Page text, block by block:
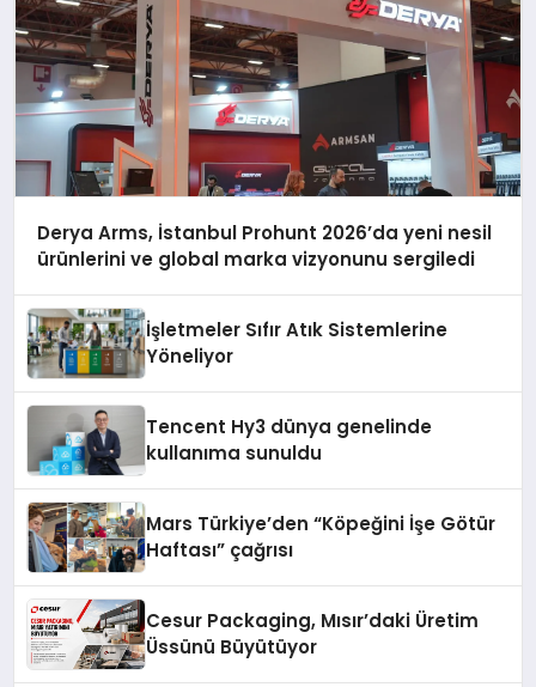
Derya Arms, İstanbul Prohunt 2026’da yeni nesil
ürünlerini ve global marka vizyonunu sergiledi
İşletmeler Sıfır Atık Sistemlerine
Yöneliyor
Tencent Hy3 dünya genelinde
kullanıma sunuldu
Mars Türkiye’den “Köpeğini İşe Götür
Haftası” çağrısı
Cesur Packaging, Mısır’daki Üretim
Üssünü Büyütüyor